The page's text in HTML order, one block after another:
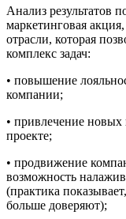
Анализ результатов
маркетинговая
отрасли, которая
комплекс задач:
• повышение
компании;
• привлечение
проекте;
• продвижение
возможность
(практика
больше доверяют);